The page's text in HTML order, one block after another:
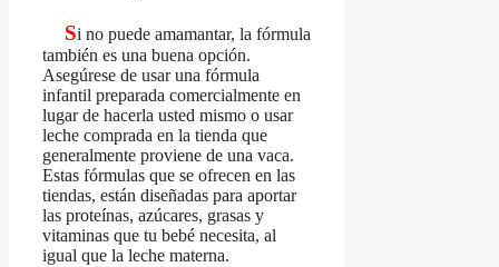
Si no puede amamantar, la fórmula
también es una buena opción.
Asegúrese de usar una fórmula
infantil preparada comercialmente en
lugar de hacerla usted mismo o usar
leche comprada en la tienda que
generalmente proviene de una vaca.
Estas fórmulas que se ofrecen en las
tiendas, están diseñadas para aportar
las proteínas, azúcares, grasas y
vitaminas que tu bebé necesita, al
igual que la leche materna.